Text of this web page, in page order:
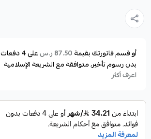
أو قسم فاتورتك بقيمة87.50 ر.س على4دفعات
بدون رسوم تأخير، متوافقة مع الشريعة الإسلامية
اعرف أكثر